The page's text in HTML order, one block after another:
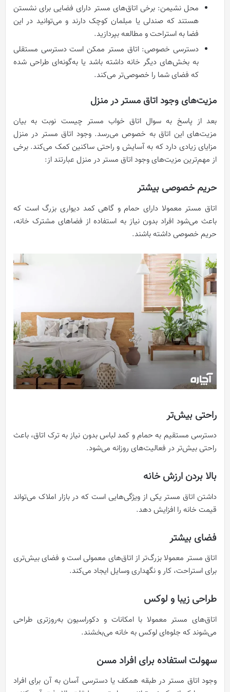
محل نشیمن: برخی اتاق‌های مستر دارای فضایی برای نشستن
هستند که صندلی یا مبلمان کوچک دارند و می‌توانید در این
فضا به استراحت و مطالعه بپردازید.
دسترسی خصوصی: اتاق مستر ممکن است دسترسی مستقلی
به بخش‌های دیگر خانه داشته باشد یا به‌گونه‌ای طراحی شده
که فضای شما را خصوصی‌تر می‌کند.
مزیت‌های وجود اتاق مستر در منزل
بعد از پاسخ به سوال اتاق خواب مستر چيست نوبت به بیان
مزیت‌های این اتاق به خصوص می‌رسد. وجود اتاق مستر در منزل
مزایای زیادی دارد که به آسایش و راحتی ساکنین کمک می‌کند. برخی
از مهم‌ترین مزیت‌های وجود اتاق مستر در منزل عبارتند از:
حریم خصوصی بیشتر
اتاق مستر معمولا دارای حمام و گاهی کمد دیواری بزرگ است که
باعث می‌شود افراد بدون نیاز به استفاده از فضاهای مشترک خانه،
حریم خصوصی داشته باشند.
راحتی بیش‌تر
دسترسی مستقیم به حمام و کمد لباس بدون نیاز به ترک اتاق، باعث
راحتی بیش‌تر در فعالیت‌های روزانه می‌شود.
بالا بردن ارزش خانه
داشتن اتاق مستر یکی از ویژگی‌هایی است که در بازار املاک می‌تواند
قیمت خانه را افزایش دهد.
فضای بیشتر
اتاق مستر معمولا بزرگ‌تر از اتاق‌های معمولی است و فضای بیش‌تری
برای استراحت، کار و نگهداری وسایل ایجاد می‌کند.
طراحی زیبا و لوکس
اتاق‌های مستر معمولا با امکانات و دکوراسیون به‌روزتری طراحی
می‌شوند که جلوه‌ای لوکس به خانه می‌بخشند.
سهولت استفاده برای افراد مسن
وجود اتاق مستر در طبقه همکف یا دسترسی آسان به آن برای افراد